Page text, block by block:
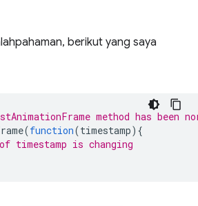
berikut yang saya
method has
(function(timestamp){
timestamp is changing